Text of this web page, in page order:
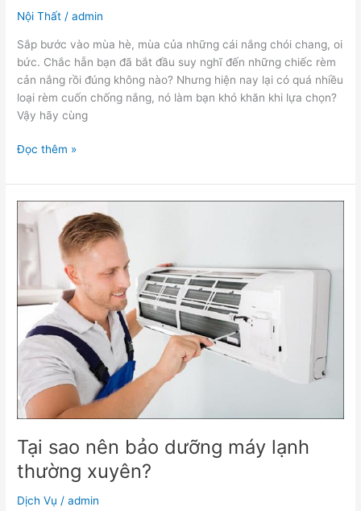
Nội Thất /admin
Sắp bước vào mùa hè, mùa của những cái nắng chói chang, oi
bức. Chắc hẵn bạn đã bắt đầu suy nghĩ đến những chiếc rèm
cản nắng rồi đúng không nào? Nhưng hiện nay lại có quá nhiều
loại rèm cuốn chống nắng, nó làm bạn khó khăn khi lựa chọn?
Vậy hãy cùng
Đọc thêm »
Tại sao nên bảo dưỡng máy lạnh
thường xuyên?
Dịch Vụ /admin
sao
bảo
dưỡng
máy
thường